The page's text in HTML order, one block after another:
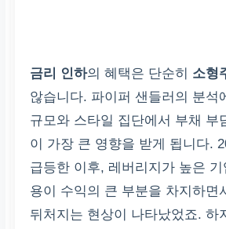
금리 인하의 혜택은 단순히 소형
않습니다. 파이퍼 샌들러의 분석
규모와 스타일 집단에서 부채 부
이 가장 큰 영향을 받게 됩니다.
급등한 이후, 레버리지가 높은 기
용이 수익의 큰 부분을 차지하면
뒤처지는 현상이 나타났었죠. 하